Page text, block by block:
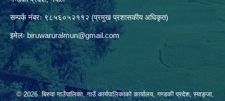
सम्पर्क नंबरः ९८५६०५२११२ (प्रमुख प्रशासकीय अधिकृत)
इमेलः biruwaruralmun@gmail.com
© 2026 बिरुवा गाउँपालिका, गाउँ कार्यपालिकाको कार्यालय, गण्डकी प्रदेश, स्याङ्जा,